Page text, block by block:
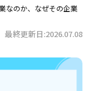
なのか、なぜその企業
最終更新日:2026.07.08